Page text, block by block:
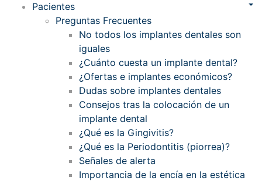
Pacientes
Preguntas Frecuentes
No todos los implantes dentales son
iguales
¿Cuánto cuesta un implante dental?
¿Ofertas e implantes económicos?
Dudas sobre implantes dentales
Consejos tras la colocación de un
implante dental
¿Qué es la Gingivitis?
¿Qué es la Periodontitis (piorrea)?
Señales de alerta
Importancia de la encía en la estética